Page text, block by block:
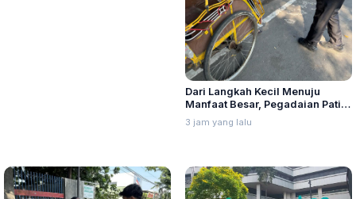
Dari Langkah Kecil Menuju
Manfaat Besar, Pegadaian Pati
Tebar Kepedulian Lewat
"Mengetuk Pintu Langit"
3 jam yang lalu